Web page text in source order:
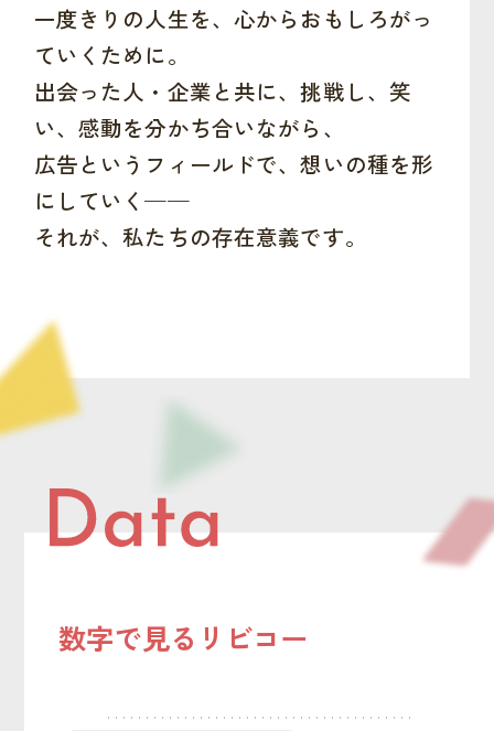
一度きりの人生を、心からおもしろがっ
ていくために。
出会った人・企業と共に、挑戦し、笑
い、感動を分かち合いながら、
広告というフィールドで、想いの種を形
にしていく——
それが、私たちの存在意義です。
数字で見るリビコー